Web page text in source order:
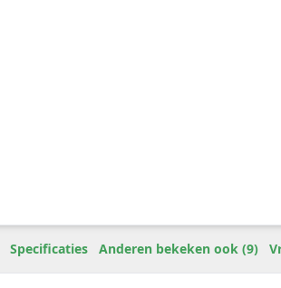
Specificaties Anderen bekeken ook (9)